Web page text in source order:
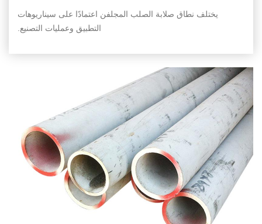
يختلف نطاق صلابة الصلب المجلفن اعتمادًا على سيناريوهات
التطبيق وعمليات التصنيع.